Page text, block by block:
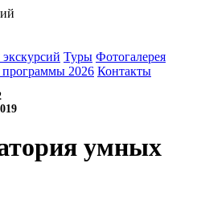
Туры Фотогалерея
2026 Контакты
умных